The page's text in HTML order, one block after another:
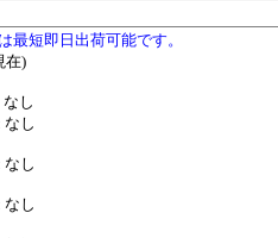
最短即日出荷可能です。
在)
し
なし
なし
なし